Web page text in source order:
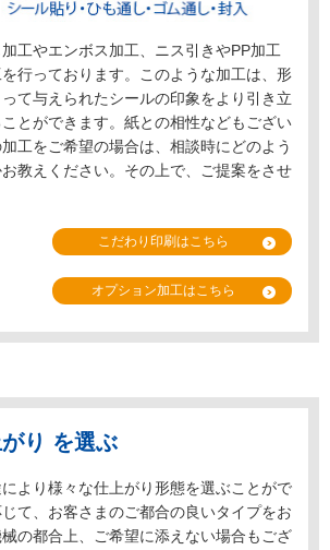
工やエンボス加工、ニス引きやPP加工
行っております。このような加工は、形
て与えられたシールの印象をより引き立
とができます。紙との相性などもござい
工をご希望の場合は、相談時にどのよう
教えください。その上で、ご提案をさせ
こだわり印刷はこちら
オプション加工はこちら
り を選ぶ
より様々な仕上がり形態を選ぶことがで
て、お客さまのご都合の良いタイプをお
の都合上、ご希望に添えない場合もござ